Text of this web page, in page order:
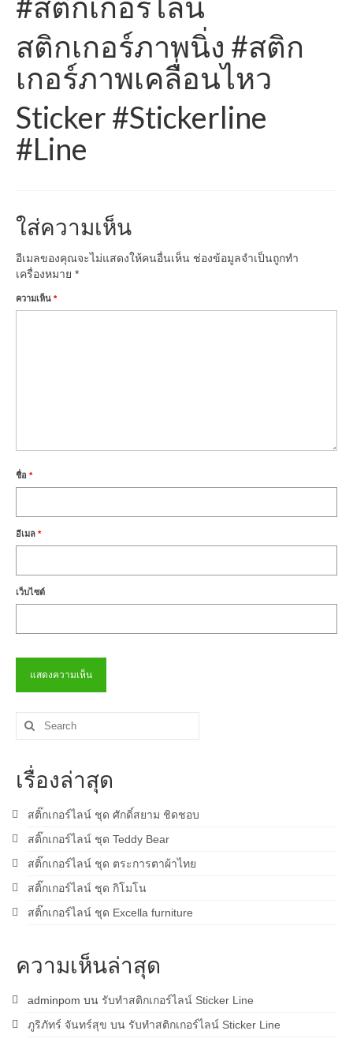
สติกเกอร์ภาพนิ่ง #สติก
เกอร์ภาพเคลื่อนไหว
Sticker #Stickerline
#Line
ใส่ความเห็น
อีเมลของคุณจะไม่แสดงให้คนอื่นเห็น ช่องข้อมูลจำเป็นถูกทำ
เครื่องหมาย *
ความเห็น *
ชื่อ *
อีเมล *
เว็บไซต์
Search
for:
เรื่องล่าสุด
สติ๊กเกอร์ไลน์ ชุด ศักดิ์สยาม ชิดชอบ
สติ๊กเกอร์ไลน์ ชุด Teddy Bear
สติ๊กเกอร์ไลน์ ชุด ตระการตาผ้าไทย
สติ๊กเกอร์ไลน์ ชุด กิโมโน
สติ๊กเกอร์ไลน์ ชุด Excella furniture
ความเห็นล่าสุด
adminpom บน รับทำสติกเกอร์ไลน์ Sticker Line
ภูริภัทร์ จันทร์สุข บน รับทำสติกเกอร์ไลน์ Sticker Line